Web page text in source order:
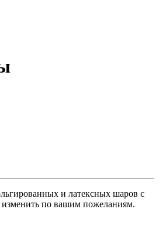
и латексных шаров с
изменить по вашим пожеланиям.